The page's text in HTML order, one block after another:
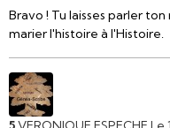
Bravo ! Tu laisses parler
marier l'histoire à l'Histoire.